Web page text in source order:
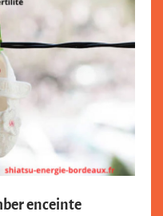
enceinte